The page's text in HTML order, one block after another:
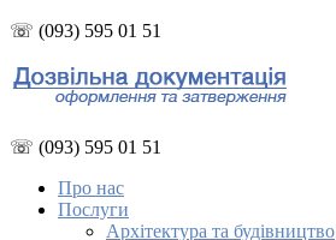
☏ (093) 595 01 51
☏ (093) 595 01 51
Про нас
Послуги
Архітектура та будівництво